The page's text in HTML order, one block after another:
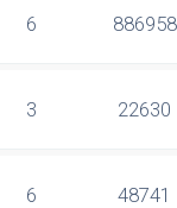
6 886958
3 22630
6 48741